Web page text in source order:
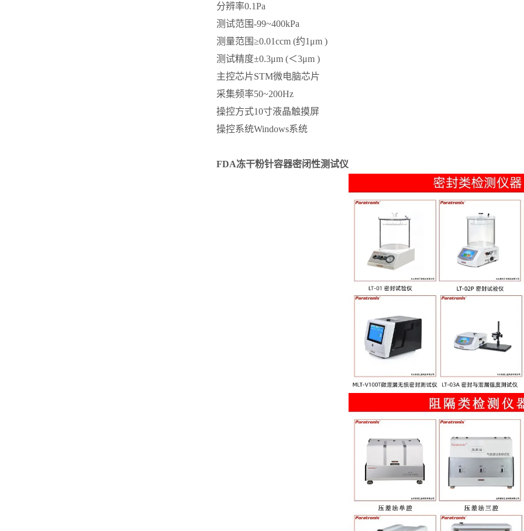
分辨率0.1Pa
测试范围-99~400kPa
测量范围≥0.01ccm (约1μm )
测试精度±0.3μm (＜3μm )
主控芯片STM微电脑芯片
采集频率50~200Hz
操控方式10寸液晶触摸屏
操控系统Windows系统
FDA冻干粉针容器密闭性测试仪